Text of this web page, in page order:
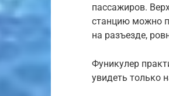
пассажиров.
станцию можно
на разъезде,
Фуникулер
увидеть только